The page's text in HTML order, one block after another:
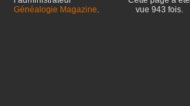
Généalogie Magazine.
vue 943 fois.